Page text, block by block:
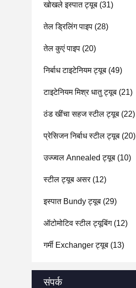
खोखले इस्पात ट्यूब (31)
तेल ड्रिलिंग पाइप (28)
तेल कुएं पाइप (20)
निर्बाध टाइटेनियम ट्यूब (49)
टाइटेनियम मिश्र धातु ट्यूब (21)
ठंड खींचा सहज स्टील ट्यूब (22)
प्रेसिजन निर्बाध स्टील ट्यूब (20)
उज्ज्वल Annealed ट्यूब (10)
स्टील ट्यूब असर(12)
इस्पात Bundy ट्यूब (29)
ऑटोमोटिव स्टील ट्यूबिंग(12)
गर्मी Exchanger ट्यूब (13)
संपर्क